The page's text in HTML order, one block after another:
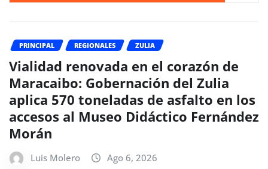
PRINCIPAL REGIONALES ZULIA
Vialidad renovada en el corazón de
Maracaibo: Gobernación del Zulia
aplica 570 toneladas de asfalto en los
accesos al Museo Didáctico Fernández
Morán
Luis Molero Ago 6, 2026